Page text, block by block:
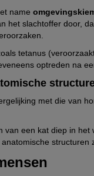
name
het slachtoffer door,
tetanus
optreden na
met die van
van een kat diep in
structuren